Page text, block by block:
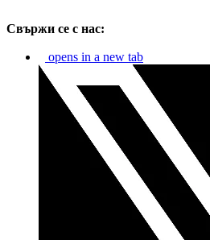
Свържи се с нас:
opens in a new tab